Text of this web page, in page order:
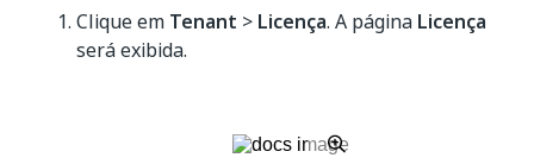
Clique em Tenant > Licença. A página Licença
será exibida.